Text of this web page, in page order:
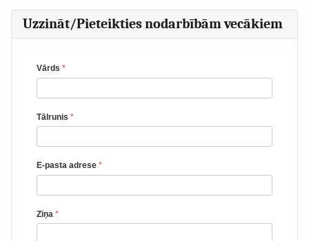
Uzzināt/Pieteikties nodarbībām vecākiem
Vārds *
Tālrunis *
E-pasta adrese *
Ziņa *